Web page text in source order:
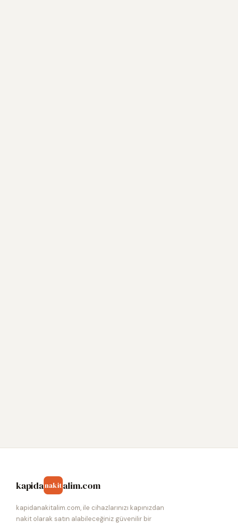
kapidanakitalim.com
kapidanakitalim.com, ile cihazlarınızı kapınızdan
nakit olarak satın alabileceğiniz güvenilir bir